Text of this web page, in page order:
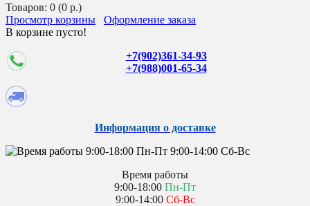
Товаров: 0 (0 р.)
Просмотр корзины
Оформление заказа
В корзине пусто!
+7(902)361-34-93
+7(988)001-65-34
Информация о доставке
Время работы
9:00-18:00 Пн-Пт
9:00-14:00 Сб-Вс